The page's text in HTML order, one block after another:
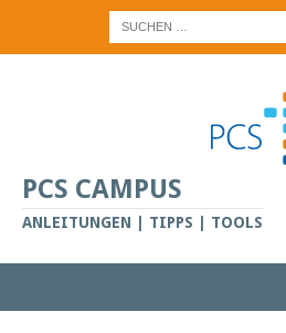
PCS CAMPUS
ANLEITUNGEN | TIPPS | TOOLS